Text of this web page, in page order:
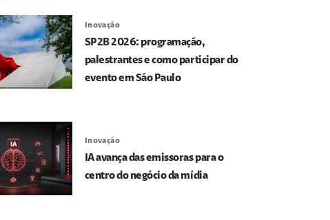
Inovação
SP2B 2026: programação,
palestrantes e como participar do
evento em São Paulo
Inovação
IA avança das emissoras para o
centro do negócio da mídia